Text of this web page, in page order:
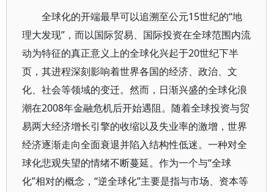
全球化的开端最早可以追溯至公元15世纪的“地
理大发现”，而以国际贸易、国际投资在全球范围内流
动为特征的真正意义上的全球化兴起于20世纪下半
页，其进程深刻影响着世界各国的经济、政治、文
化、社会等领域的变迁。然而，日渐兴盛的全球化浪
潮在2008年金融危机后开始遇阻。随着全球投资与贸
易两大经济增长引擎的收缩以及失业率的激增，世界
经济逐渐走向全面衰退并陷入结构性低迷。一种对全
球化悲观失望的情绪不断蔓延。作为一个与“全球
化”相对的概念，“逆全球化”主要是指与市场、资本等